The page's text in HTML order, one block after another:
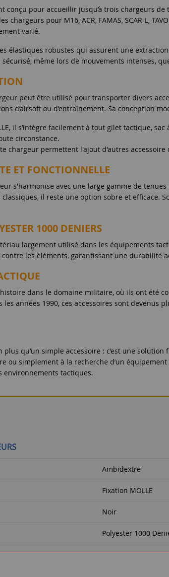
conçu pour accueillir jusqu’à trois chargeurs
chargeurs pour M16, ACR, FAMAS, SCAR-L,
varié.
élastiques robustes qui assurent une
même lors de mouvements intenses,
peut être utilisé pour transporter divers
d’airsoft ou d’entraînement. Sa conception
il s’intègre facilement à tout gilet tactique,
circonstance.
chargeur permettent l'ajout d'autres
ET FONCTIONNELLE
s'harmonise avec une large gamme de
il reste une option sobre et
1000 DENIERS
largement utilisé dans les équipements
contre les éléments, garantissant une
dans le domaine militaire, où ils ont été
les années 1990, ces accessoires sont
qu’un simple accessoire : c’est une
ou simplement à la recherche d’un
tactiques.
Ambidextre
Fixation MOLLE
Noir
Polyester 1000